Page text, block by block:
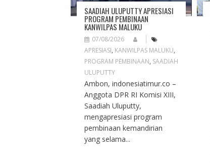
O
N
SAADIAH ULUPUTTY APRESIASI
PROGRAM PEMBINAAN
KANWILPAS MALUKU
07/08/2026
APRESIASI, KANWILPAS MALUKU,
PROGRAM PEMBINAAN, SAADIAH
ULUPUTTY
Ambon, indonesiatimur.co –
Anggota DPR RI Komisi XIII,
Saadiah Uluputty,
mengapresiasi program
pembinaan kemandirian
yang selama...